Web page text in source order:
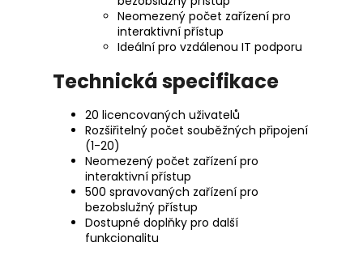
Neomezený počet zařízení pro
interaktivní přístup
Ideální pro vzdálenou IT podporu
Technická specifikace
20 licencovaných uživatelů
Rozšiřitelný počet souběžných připojení
(1-20)
Neomezený počet zařízení pro
interaktivní přístup
500 spravovaných zařízení pro
bezobslužný přístup
Dostupné doplňky pro další
funkcionalitu